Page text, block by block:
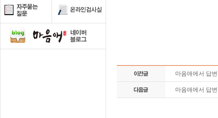
마음애에서 답
마음애에서 답